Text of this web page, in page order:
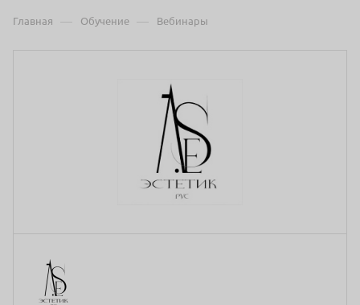
Главная — Обучение — Вебинары